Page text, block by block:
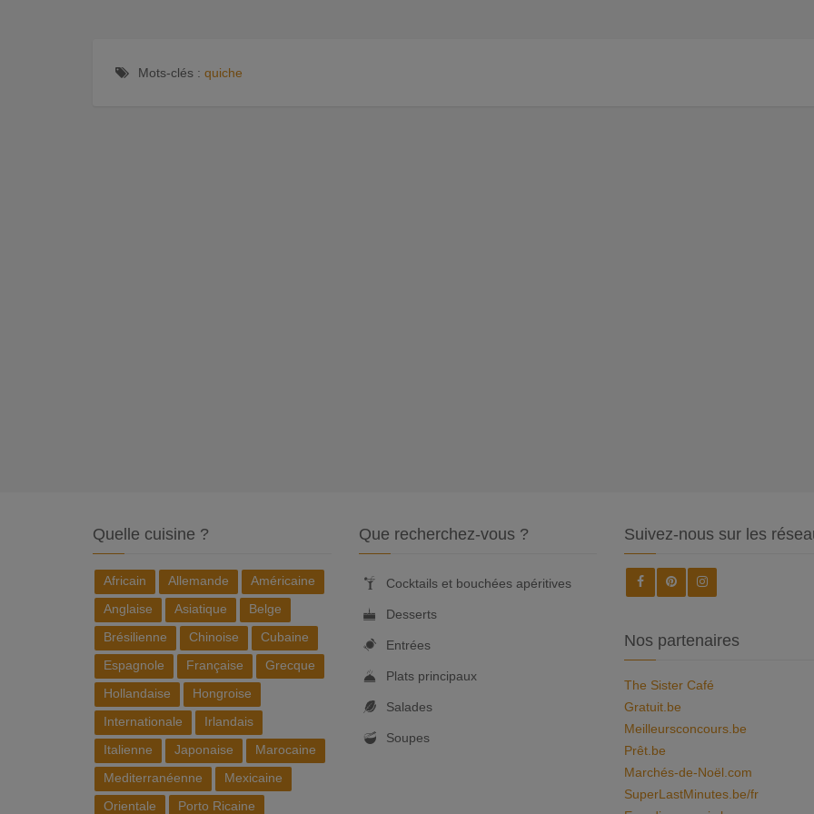
Mots-clés : quiche
Quelle cuisine ?
Africain Allemande
Américaine
Anglaise
Asiatique
Belge
Brésilienne
Chinoise
Cubaine
Espagnole
Française
Grecque
Hollandaise
Hongroise
Internationale
Irlandais
Italienne
Japonaise
Marocaine
Mediterranéenne
Mexicaine
Orientale
Porto Ricaine
Que recherchez-vous ?
Cocktails et bouchées apéritives
Desserts
Entrées
Plats principaux
Salades
Soupes
Suivez-nous sur les
Nos partenaires
The Sister Café
Gratuit.be
Meilleursconcours.be
Prêt.be
Marchés-de-Noël.com
SuperLastMinutes.be/fr